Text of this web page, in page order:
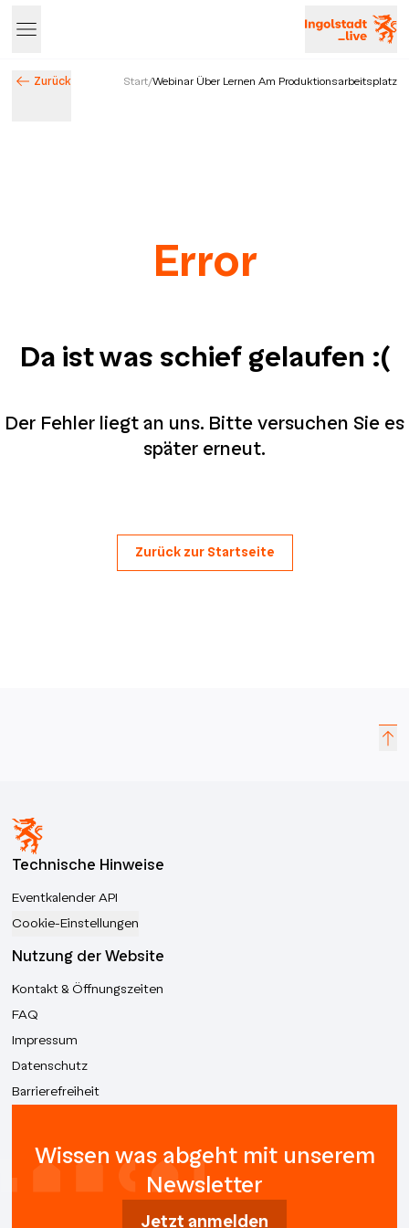
Zurück Start/Webinar Über Lernen Am Produktionsarbeitsplatz
Error
Da ist was schief gelaufen :(
Der Fehler liegt an uns. Bitte versuchen Sie es
später erneut.
Zurück zur Startseite
Technische Hinweise
Eventkalender API
Cookie-Einstellungen
Nutzung der Website
Kontakt & Öffnungszeiten
FAQ
Impressum
Datenschutz
Barrierefreiheit
Wissen was abgeht mit unserem
Newsletter
Jetzt anmelden